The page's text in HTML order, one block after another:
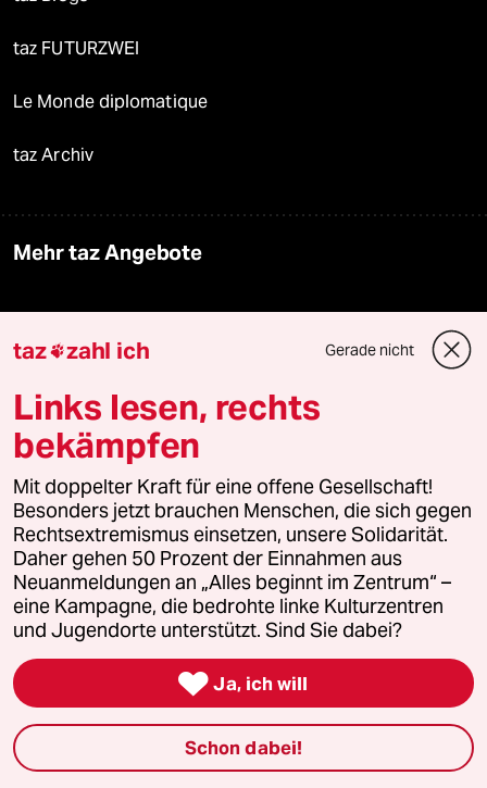
taz FUTURZWEI
Le Monde diplomatique
taz Archiv
Mehr taz Angebote
Shop
Anzeigen
Fragen & Hilfe
Feedback
Aboservice
ePaper Login
taz zahl ich Gerade nicht
Links lesen, rechts
bekämpfen
Mit doppelter Kraft für eine offene Gesellschaft!
Besonders jetzt brauchen Menschen, die sich gegen
Rechtsextremismus einsetzen, unsere Solidarität.
Daher gehen 50 Prozent der Einnahmen aus
Neuanmeldungen an „Alles beginnt im Zentrum“ –
eine Kampagne, die bedrohte linke Kulturzentren
und Jugendorte unterstützt. Sind Sie dabei?
 Ja, ich will
Schon dabei!